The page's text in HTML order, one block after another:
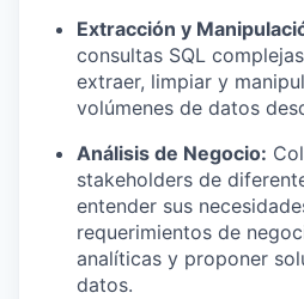
Extracción y
consultas SQL
extraer, limpiar y
volúmenes de datos
Análisis de Negocio:
stakeholders de
entender sus
requerimientos de
analíticas y proponer
datos.